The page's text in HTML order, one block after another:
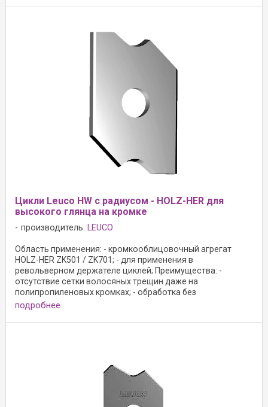
Цикли Leuco HW с радиусом - HOLZ-HER для
высокого глянца на кромке
производитель: LEUCO
Область применения: - кромкооблицовочный агрегат
HOLZ-HER ZK501 / ZK701; - для применения в
револьверном держателе циклей; Преимущества: -
отсутствие сетки волосяных трещин даже на
полипропиленовых кромках; - обработка без
последующей ...
подробнее